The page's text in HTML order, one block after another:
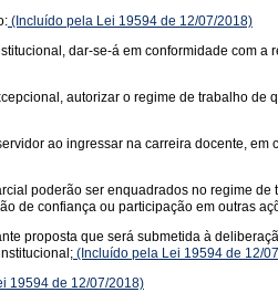
(Incluído pela Lei 19594 de 12/07/2018)
dar-se-á em conformidade com
autorizar o regime de trabalho
ao ingressar na carreira docente,
poderão ser enquadrados no regime
de confiança ou participação em outras
proposta que será submetida à
(Incluído pela Lei 19594 de 12/
19594 de 12/07/2018)